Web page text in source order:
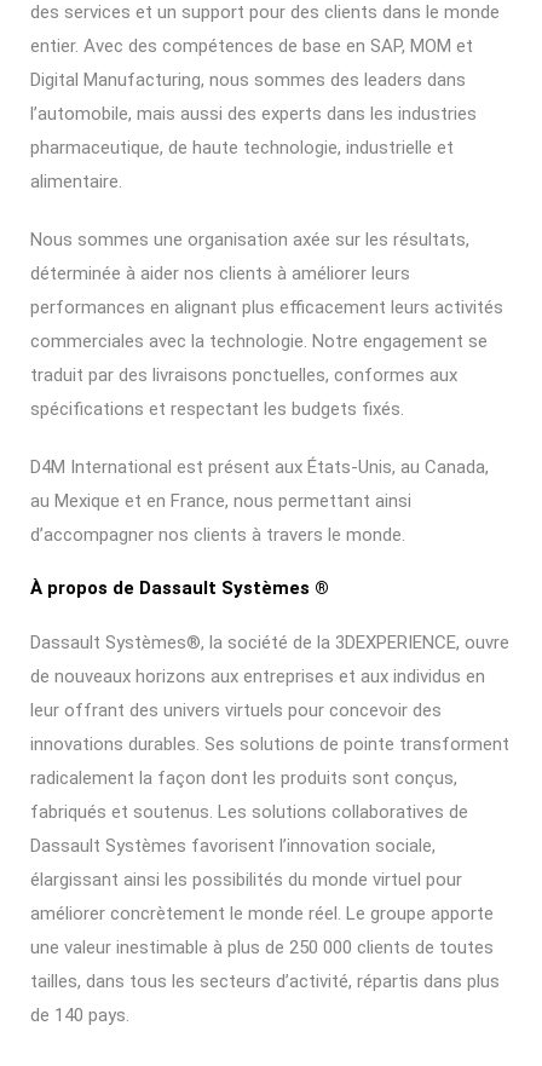
des services et un support pour des clients dans le monde
entier. Avec des compétences de base en SAP, MOM et
Digital Manufacturing, nous sommes des leaders dans
l’automobile, mais aussi des experts dans les industries
pharmaceutique, de haute technologie, industrielle et
alimentaire.
Nous sommes une organisation axée sur les résultats,
déterminée à aider nos clients à améliorer leurs
performances en alignant plus efficacement leurs activités
commerciales avec la technologie. Notre engagement se
traduit par des livraisons ponctuelles, conformes aux
spécifications et respectant les budgets fixés.
D4M International est présent aux États-Unis, au Canada,
au Mexique et en France, nous permettant ainsi
d’accompagner nos clients à travers le monde.
À propos de Dassault Systèmes ®
Dassault Systèmes®, la société de la 3DEXPERIENCE, ouvre
de nouveaux horizons aux entreprises et aux individus en
leur offrant des univers virtuels pour concevoir des
innovations durables. Ses solutions de pointe transforment
radicalement la façon dont les produits sont conçus,
fabriqués et soutenus. Les solutions collaboratives de
Dassault Systèmes favorisent l’innovation sociale,
élargissant ainsi les possibilités du monde virtuel pour
améliorer concrètement le monde réel. Le groupe apporte
une valeur inestimable à plus de 250 000 clients de toutes
tailles, dans tous les secteurs d’activité, répartis dans plus
de 140 pays.